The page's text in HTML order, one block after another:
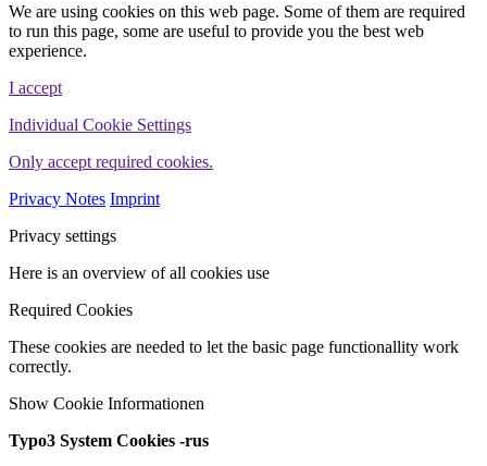
We are using cookies on this web page. Some of them are required
to run this page, some are useful to provide you the best web
experience.
I accept
Individual Cookie Settings
Only accept required cookies.
Privacy Notes Imprint
Privacy settings
Here is an overview of all cookies use
Required Cookies
These cookies are needed to let the basic page functionallity work
correctly.
Show Cookie Informationen
Typo3 System Cookies -rus